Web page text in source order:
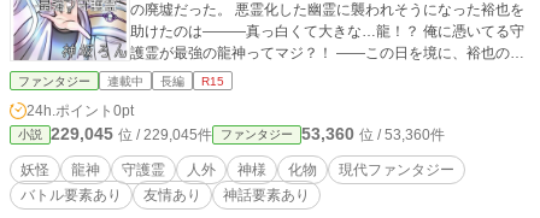
の廃墟だった。 悪霊化した幽霊に襲われそうになった裕也を
助けたのは―――真っ白くて大きな…龍！？ 俺に憑いてる守
護霊が最強の龍神ってマジ？！ ――この日を境に、裕也の周
りで次々と得体しれないモノ達が姿を現すようになる。 最強
ファンタジー！！ ―――――――――――――――――――
―――――――――――――
ファンタジー 連載中 長編 R15
24h.ポイント 0pt
小説 229,045 位 / 229,045件 ファンタジー 53,360 位 / 53,360件
妖怪 龍神 守護霊 人外 神様 化物
現代ファンタジー
バトル要素あり
友情あり 神話要素あり